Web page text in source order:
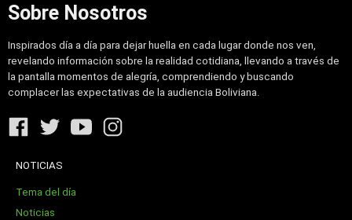
Sobre Nosotros
Inspirados día a día para dejar huella en cada lugar donde nos ven,
revelando información sobre la realidad cotidiana, llevando a través de
la pantalla momentos de alegría, comprendiendo y buscando
complacer las expectativas de la audiencia Boliviana.
NOTICIAS
Tema del día
Noticias